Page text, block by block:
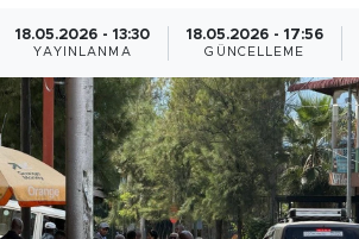
18.05.2026 - 13:30
YAYINLANMA
18.05.2026 - 17:56
GÜNCELLEME
Bilim ve Teknoloji
Çin Fuarları